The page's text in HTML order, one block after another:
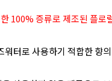
100% 증류로 제조된 플로
터로 사용하기 적합한 향